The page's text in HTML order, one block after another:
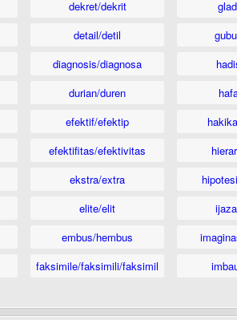
dekret/dekrit
detail/detil
diagnosis/diagnosa
durian/duren
efektif/efektip
efektifitas/efektivitas
ekstra/extra
elite/elit
embus/hembus
faksimile/faksimili/faksimil